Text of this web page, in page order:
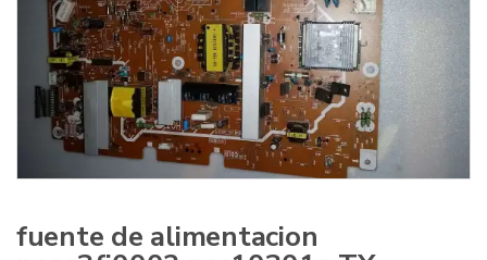
fuente de alimentacion